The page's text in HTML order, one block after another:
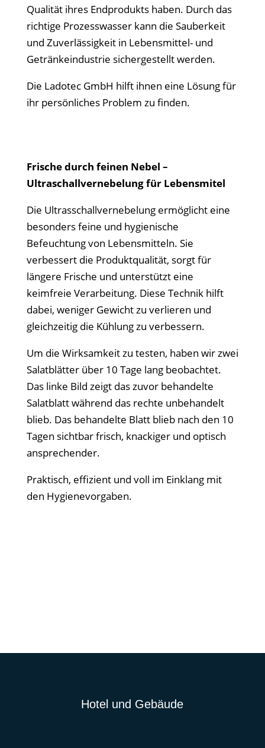
Qualität ihres Endprodukts haben. Durch das
richtige Prozesswasser kann die Sauberkeit
und Zuverlässigkeit in Lebensmittel- und
Getränkeindustrie sichergestellt werden.
Die Ladotec GmbH hilft ihnen eine Lösung für
ihr persönliches Problem zu finden.
Frische durch feinen Nebel –
Ultraschallvernebelung für Lebensmitel
Die Ultrasschallvernebelung ermöglicht eine
besonders feine und hygienische
Befeuchtung von Lebensmitteln. Sie
verbessert die Produktqualität, sorgt für
längere Frische und unterstützt eine
keimfreie Verarbeitung. Diese Technik hilft
dabei, weniger Gewicht zu verlieren und
gleichzeitig die Kühlung zu verbessern.
Um die Wirksamkeit zu testen, haben wir zwei
Salatblätter über 10 Tage lang beobachtet.
Das linke Bild zeigt das zuvor behandelte
Salatblatt während das rechte unbehandelt
blieb. Das behandelte Blatt blieb nach den 10
Tagen sichtbar frisch, knackiger und optisch
ansprechender.
Praktisch, effizient und voll im Einklang mit
den Hygienevorgaben.
Hotel und Gebäude